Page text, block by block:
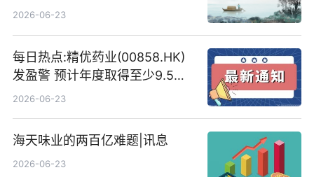
高IBM(IBM.US)戴尔(DELL.US)
2026-06-23
每日热点:精优药业(00858.HK)
发盈警 预计年度取得至少9.5亿
港元的亏损 同比盈转亏
2026-06-23
海天味业的两百亿难题|讯息
2026-06-23